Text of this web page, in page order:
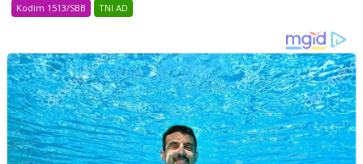
Kodim 1513/SBB TNI AD